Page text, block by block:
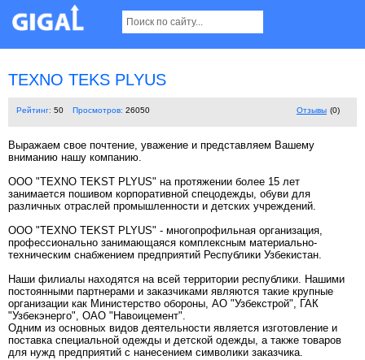
TEXNO TEKS PLYUS
Рейтинг: 50 Просмотров: 26050 Отзывы (0)
Выражаем свое почтение, уважение и представляем Вашему
вниманию нашу компанию.
ООО "TEXNO TEKST PLYUS" на протяжении более 15 лет
занимается пошивом корпоративной спецодежды, обуви для
различных отраслей промышленности и детских учреждений.
ООО "TEXNO TEKST PLYUS" - многопрофильная организация,
профессионально занимающаяся комплексным материально-
техническим снабжением предприятий Республики Узбекистан.
Наши филиалы находятся на всей территории республики. Нашими
постоянными партнерами и заказчиками являются такие крупные
организации как Министерство обороны, АО "Узбекстрой", ГАК
"Узбекэнерго", ОАО "Навоицемент".
Одним из основных видов деятельности является изготовление и
поставка специальной одежды и детской одежды, а также товаров
для нужд предприятий с нанесением символики заказчика.